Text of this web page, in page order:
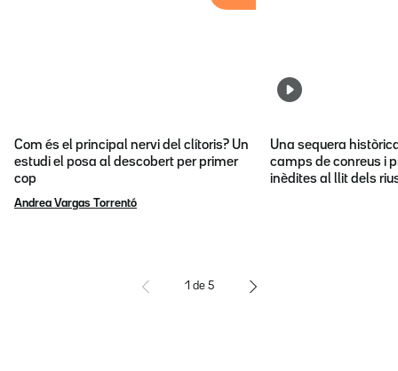
Com és el principal nervi del clítoris? Un
estudi el posa al descobert per primer
cop
Andrea Vargas Torrentó
Una sequera
camps de conreus i
inèdites al llit dels
1 de 5